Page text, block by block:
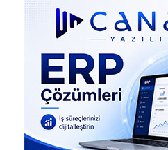
ACI BİLANÇO: 10
Sağlık Bakanlığı ve
açıklamalara göre,
kaybedenlerin sayısı 10’a
kaybedenlerin 8’inin
öğrencilerini korumaya
olduğu bildirildi.
sonunda aynı silahla